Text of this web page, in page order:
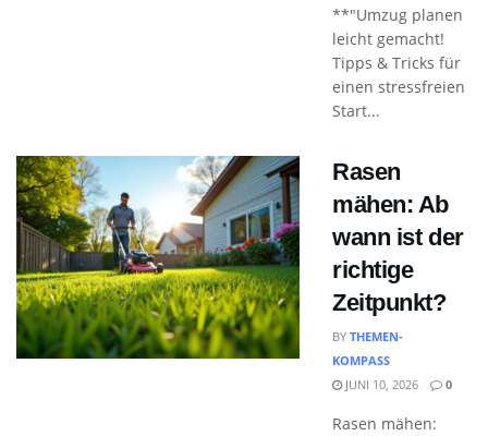
**"Umzug planen
leicht gemacht!
Tipps & Tricks für
einen stressfreien
Start...
Rasen
mähen: Ab
wann ist der
richtige
Zeitpunkt?
BY THEMEN-
KOMPASS
JUNI 10, 2026
0
Rasen mähen: